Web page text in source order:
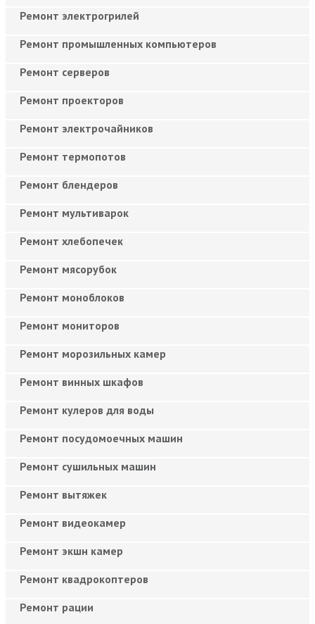
Ремонт электрогрилей
Ремонт промышленных компьютеров
Ремонт серверов
Ремонт проекторов
Ремонт электрочайников
Ремонт термопотов
Ремонт блендеров
Ремонт мультиварок
Ремонт хлебопечек
Ремонт мясорубок
Ремонт моноблоков
Ремонт мониторов
Ремонт морозильных камер
Ремонт винных шкафов
Ремонт кулеров для воды
Ремонт посудомоечных машин
Ремонт сушильных машин
Ремонт вытяжек
Ремонт видеокамер
Ремонт экшн камер
Ремонт квадрокоптеров
Ремонт рации